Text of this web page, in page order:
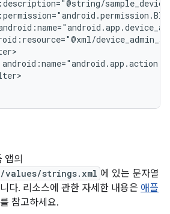
앱의
values/strings.xml 에 있는 문자열
다. 리소스에 관한 자세한 내용은 애플
를 참고하세요.